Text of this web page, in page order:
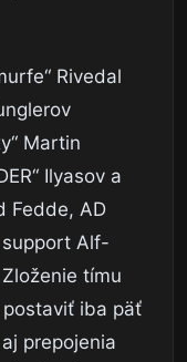
Rivedal
Martin
Ilyasov a
Fedde, AD
support Alf-
tímu
iba päť
prepojenia